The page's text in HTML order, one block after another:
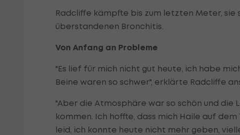
Radcliffe kämpfte bis zum letzten Meter,
überstandenen Bronchitis.
Von Anfang an Probleme
"Es lief für mich nicht gut heute, ich habe
Beine waren so schwer", erklärte Radcliffe
"Aber die Atmosphäre war so schön und
kommen. Ich hoffte, dass mich Haile auf
leid, ich konnte heute nicht mehr geben,